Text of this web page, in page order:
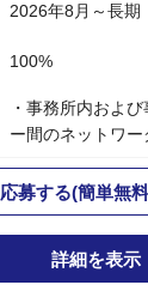
2026年8月～長期
100%
・事務所内およ
ー間のネットワ
するインフラ支援
・お客様立場で
援、関連ドキュメ
・構築／保守PJ
応募する(簡単無
詳細を表示